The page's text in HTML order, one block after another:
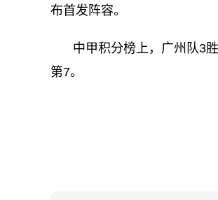
布首发阵容。
中甲积分榜上，广州队3
第7。